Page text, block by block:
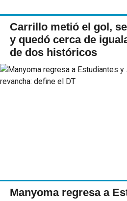
Carrillo metió el gol,
y quedó cerca de
de dos históricos
Manyoma regresa a